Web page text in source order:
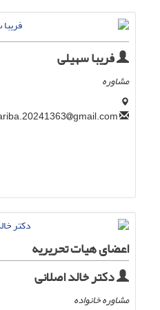
فریبا سهیلی
مشاوره
gmail.com
اعضای هیات تحریریه
دکتر خالد اصلانی
مشاوره خانواده